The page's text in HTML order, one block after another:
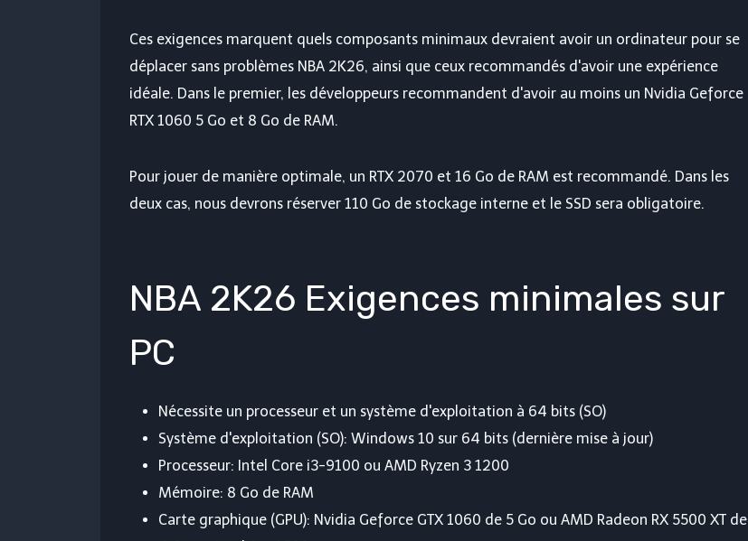
Ces exigences marquent quels composants minimaux devraient avoir un ordinateur pour se
déplacer sans problèmes NBA 2K26, ainsi que ceux recommandés d'avoir une expérience
idéale. Dans le premier, les développeurs recommandent d'avoir au moins un Nvidia Geforce
RTX 1060 5 Go et 8 Go de RAM.
Pour jouer de manière optimale, un RTX 2070 et 16 Go de RAM est recommandé. Dans les
deux cas, nous devrons réserver 110 Go de stockage interne et le SSD sera obligatoire.
NBA 2K26 Exigences minimales sur
PC
Nécessite un processeur et un système d'exploitation à 64 bits (SO)
Système d'exploitation (SO): Windows 10 sur 64 bits (dernière mise à jour)
Processeur: Intel Core i3-9100 ou AMD Ryzen 3 1200
Mémoire: 8 Go de RAM
Carte graphique (GPU): Nvidia Geforce GTX 1060 de 5 Go ou AMD Radeon RX 5500 XT de